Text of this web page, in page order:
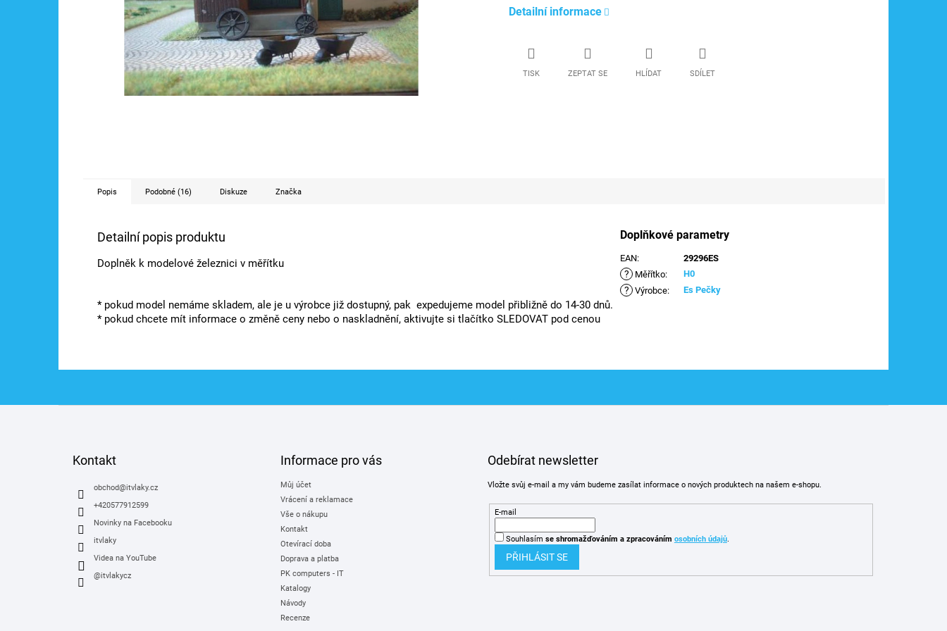
Detailní informace
TISK ZEPTAT SE HLÍDAT SDÍLET
Popis Podobné (16) Diskuze Značka
Detailní popis produktu
Doplněk k modelové železnici v měřítku
* pokud model nemáme skladem, ale je u výrobce již dostupný, pak expedujeme model přibližně do 14-30 dnů.
* pokud chcete mít informace o změně ceny nebo o naskladnění, aktivujte si tlačítko SLEDOVAT pod cenou
Doplňkové parametry
EAN: 29296ES
? Měřítko: H0
? Výrobce: Es Pečky
Kontakt
obchod@itvlaky.cz
+420577912599
Novinky na Facebooku
itvlaky
Videa na YouTube
@itvlakycz
Informace pro vás
Můj účet
Vrácení a reklamace
Vše o nákupu
Kontakt
Otevírací doba
Doprava a platba
PK computers - IT
Katalogy
Návody
Recenze
Odebírat newsletter
Vložte svůj e-mail a my vám budeme zasílat informace o nových produktech na našem e-shopu.
E-mail
Souhlasím se shromažďováním a zpracováním osobních údajů.
PŘIHLÁSIT SE